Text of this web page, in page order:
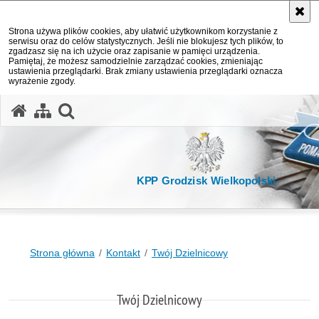
Strona używa plików cookies, aby ułatwić użytkownikom korzystanie z
serwisu oraz do celów statystycznych. Jeśli nie blokujesz tych plików, to
zgadzasz się na ich użycie oraz zapisanie w pamięci urządzenia.
Pamiętaj, że możesz samodzielnie zarządzać cookies, zmieniając
ustawienia przeglądarki. Brak zmiany ustawienia przeglądarki oznacza
wyrażenie zgody.
KPP Grodzisk Wielkopolski
Strona główna Kontakt Twój Dzielnicowy
Twój Dzielnicowy